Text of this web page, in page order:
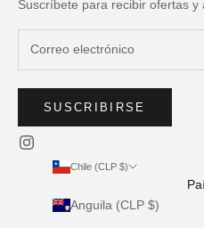
Suscríbete para recibir ofertas y
SUSCRIBIRSE
Chile (CLP $)
Anguila (CLP $)